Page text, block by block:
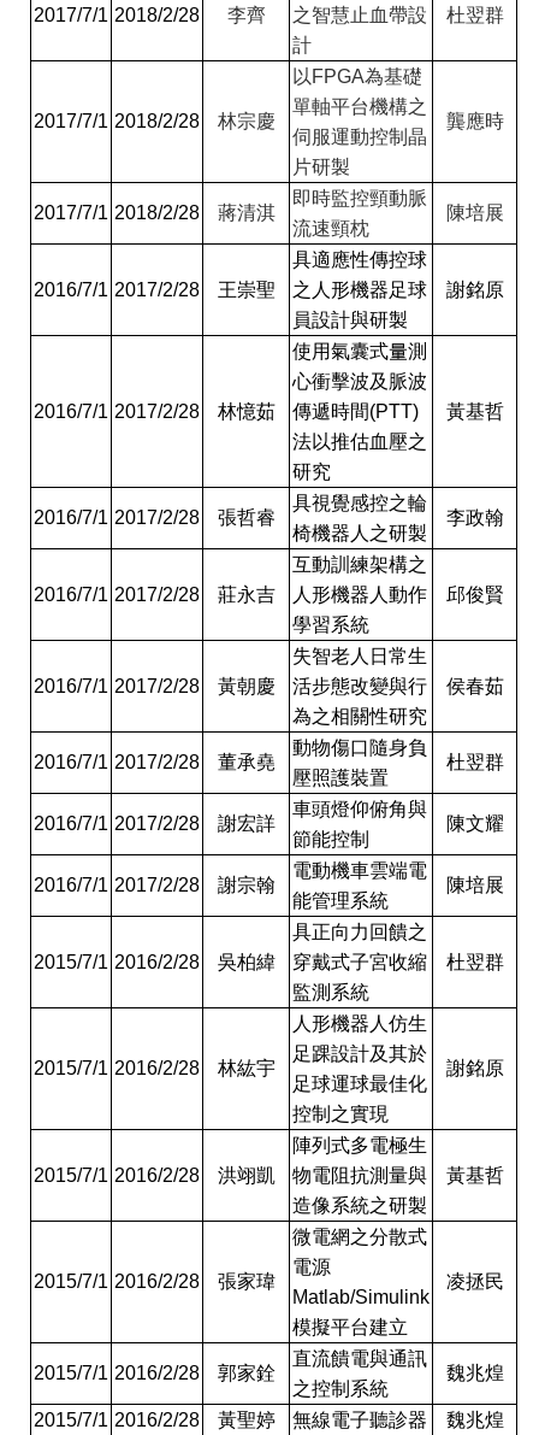
2017/7/1 2018/2/28 李齊
之智慧止血帶設
計
杜翌群
2017/7/1 2018/2/28 林宗慶
以 FPGA為基礎
單軸平台機構之
伺服運動控制晶
片研製
龔應時
2017/7/1 2018/2/28 蔣清淇
即時監控頸動脈
流速頸枕
陳培展
2016/7/1 2017/2/28 王崇聖
具適應性傳控球
之人形機器足球
員設計與研製
謝銘原
2016/7/1 2017/2/28 林憶茹
使用氣囊式量測
心衝擊波及脈波
傳遞時間(PTT)
法以推估血壓之
研究
黃基哲
2016/7/1 2017/2/28 張哲睿
具視覺感控之輪
椅機器人之研製
李政翰
2016/7/1 2017/2/28 莊永吉
互動訓練架構之
人形機器人動作
學習系統
邱俊賢
2016/7/1 2017/2/28 黃朝慶
失智老人日常生
活步態改變與行
為之相關性研究
侯春茹
2016/7/1 2017/2/28 董承堯
動物傷口隨身負
壓照護裝置
杜翌群
2016/7/1 2017/2/28 謝宏詳
車頭燈仰俯角與
節能控制
陳文耀
2016/7/1 2017/2/28 謝宗翰
電動機車雲端電
能管理系統
陳培展
2015/7/1 2016/2/28 吳柏緯
具正向力回饋之
穿戴式子宮收縮
監測系統
杜翌群
2015/7/1 2016/2/28 林紘宇
人形機器人仿生
足踝設計及其於
足球運球最佳化
控制之實現
謝銘原
2015/7/1 2016/2/28 洪翊凱
陣列式多電極生
物電阻抗測量與
造像系統之研製
黃基哲
2015/7/1 2016/2/28 張家瑋
微電網之分散式
電源
Matlab/Simulink
模擬平台建立
凌拯民
2015/7/1 2016/2/28 郭家銓
直流饋電與通訊
之控制系統
魏兆煌
2015/7/1 2016/2/28 黃聖婷 無線電子聽診器 魏兆煌